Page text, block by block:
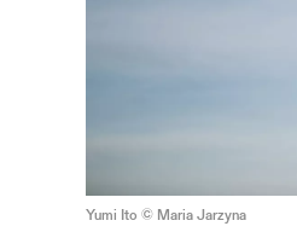
Yumi Ito © Maria Jarzyna